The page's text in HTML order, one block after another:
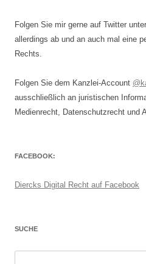
Folgen Sie mir gerne auf Twitter unter
allerdings ab und an auch mal eine
Rechts.
Folgen Sie dem Kanzlei-Account
ausschließlich an juristischen
Medienrecht, Datenschutzrecht und
FACEBOOK:
Diercks Digital Recht auf Facebook
SUCHE